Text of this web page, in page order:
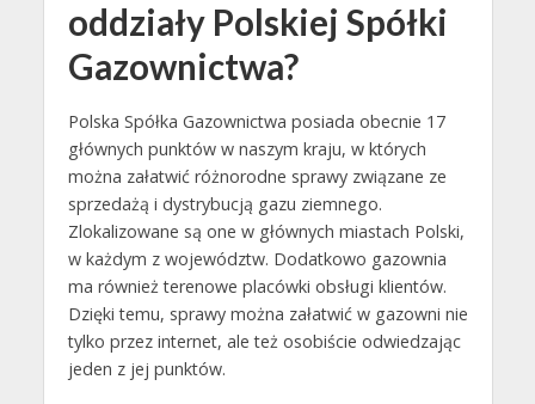
oddziały Polskiej Spółki
Gazownictwa?
Polska Spółka Gazownictwa posiada obecnie 17
głównych punktów w naszym kraju, w których
można załatwić różnorodne sprawy związane ze
sprzedażą i dystrybucją gazu ziemnego.
Zlokalizowane są one w głównych miastach Polski,
w każdym z województw. Dodatkowo gazownia
ma również terenowe placówki obsługi klientów.
Dzięki temu, sprawy można załatwić w gazowni nie
tylko przez internet, ale też osobiście odwiedzając
jeden z jej punktów.